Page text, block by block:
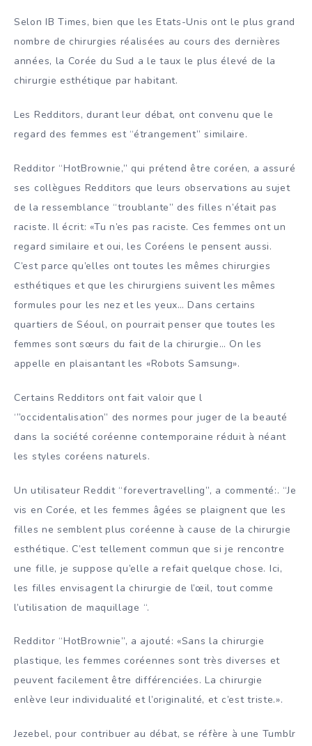
Selon IB Times, bien que les Etats-Unis ont le plus grand
nombre de chirurgies réalisées au cours des dernières
années, la Corée du Sud a le taux le plus élevé de la
chirurgie esthétique par habitant.
Les Redditors, durant leur débat, ont convenu que le
regard des femmes est “étrangement” similaire.
Redditor “HotBrownie,” qui prétend être coréen, a assuré
ses collègues Redditors que leurs observations au sujet
de la ressemblance “troublante” des filles n’était pas
raciste. Il écrit: «Tu n’es pas raciste. Ces femmes ont un
regard similaire et oui, les Coréens le pensent aussi.
C’est parce qu’elles ont toutes les mêmes chirurgies
esthétiques et que les chirurgiens suivent les mêmes
formules pour les nez et les yeux… Dans certains
quartiers de Séoul, on pourrait penser que toutes les
femmes sont sœurs du fait de la chirurgie… On les
appelle en plaisantant les «Robots Samsung».
Certains Redditors ont fait valoir que l
‘”occidentalisation” des normes pour juger de la beauté
dans la société coréenne contemporaine réduit à néant
les styles coréens naturels.
Un utilisateur Reddit “forevertravelling”, a commenté:. “Je
vis en Corée, et les femmes âgées se plaignent que les
filles ne semblent plus coréenne à cause de la chirurgie
esthétique. C’est tellement commun que si je rencontre
une fille, je suppose qu’elle a refait quelque chose. Ici,
les filles envisagent la chirurgie de l’œil, tout comme
l’utilisation de maquillage “.
Redditor “HotBrownie”, a ajouté: «Sans la chirurgie
plastique, les femmes coréennes sont très diverses et
peuvent facilement être différenciées. La chirurgie
enlève leur individualité et l’originalité, et c’est triste.».
Jezebel, pour contribuer au débat, se réfère à une Tumblr